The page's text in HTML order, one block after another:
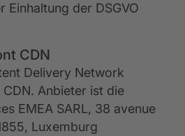
Einhaltung der DSGVO
CDN
Delivery Network
Anbieter ist die
EMEA SARL, 38 avenue
Luxemburg